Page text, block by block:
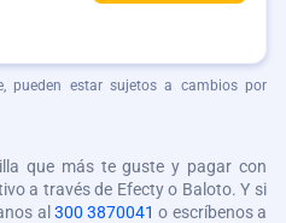
pueden estar sujetos a cambios por
que más te guste y pagar con
a través de Efecty o Baloto. Y si
al 300 3870041 o escríbenos a